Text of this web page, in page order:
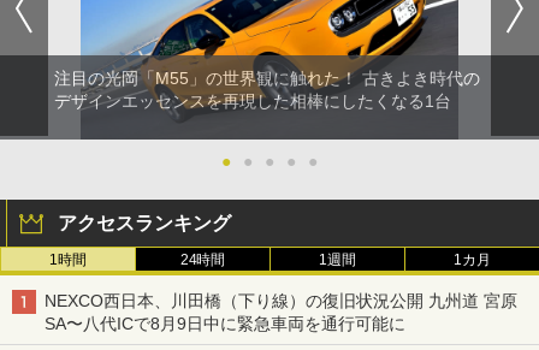
注目の光岡「M55」の世界観に触れた！ 古きよき時代の
デザインエッセンスを再現した相棒にしたくなる1台
● ● ● ● ●
アクセスランキング
1時間 24時間 1週間 1カ月
NEXCO西日本、川田橋（下り線）の復旧状況公開 九州道 宮原
SA〜八代ICで8月9日中に緊急車両を通行可能に